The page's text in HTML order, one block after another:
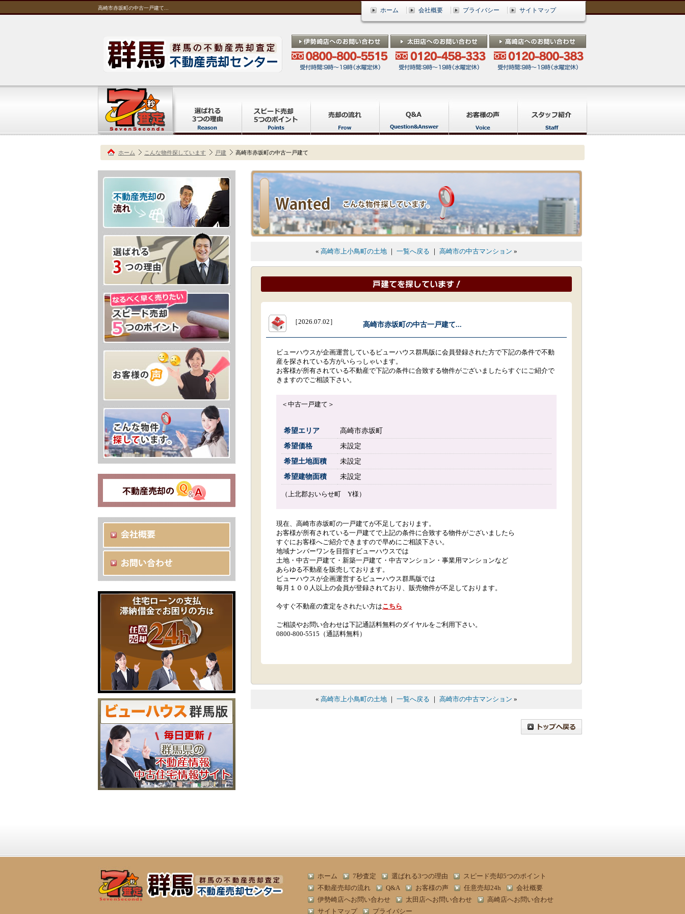
高崎市赤坂町の中古一戸建て... ホーム 会社概要 プライバシー サイトマップ
ホーム こんな物件探しています 戸建 高崎市赤坂町の中古一戸建て
« 高崎市上小鳥町の土地 ｜ 一覧へ戻る ｜ 高崎市の中古マンション »
［2026.07.02］ 高崎市赤坂町の中古一戸建て...
ビューハウスが企画運営しているビューハウス群馬版に会員登録された方で下記の条件で不動
産を探されている方がいらっしゃいます。
お客様が所有されている不動産で下記の条件に合致する物件がございましたらすぐにご紹介で
きますのでご相談下さい。
＜中古一戸建て＞
希望エリア
高崎市赤坂町
希望価格
未設定
希望土地面積
未設定
希望建物面積
未設定
（上北郡おいらせ町 Y様）
現在、高崎市赤坂町の一戸建てが不足しております。
お客様が所有されている一戸建てで上記の条件に合致する物件がございましたら
すぐにお客様へご紹介できますので早めにご相談下さい。
地域ナンバーワンを目指すビューハウスでは
土地・中古一戸建て・新築一戸建て・中古マンション・事業用マンションなど
あらゆる不動産を販売しております。
ビューハウスが企画運営するビューハウス群馬版では
毎月１００人以上の会員が登録されており、販売物件が不足しております。
今すぐ不動産の査定をされたい方はこちら
ご相談やお問い合わせは下記通話料無料のダイヤルをご利用下さい。
0800-800-5515（通話料無料）
« 高崎市上小鳥町の土地 ｜ 一覧へ戻る ｜ 高崎市の中古マンション »
ホーム 7秒査定 選ばれる3つの理由
スピード売却5つのポイント
不動産売却の流れ
Q&A お客様の声 任意売却24h
会社概要
伊勢崎店へお問い合わせ
太田店へお問い合わせ
高崎店へお問い合わせ
サイトマップ
プライバシー